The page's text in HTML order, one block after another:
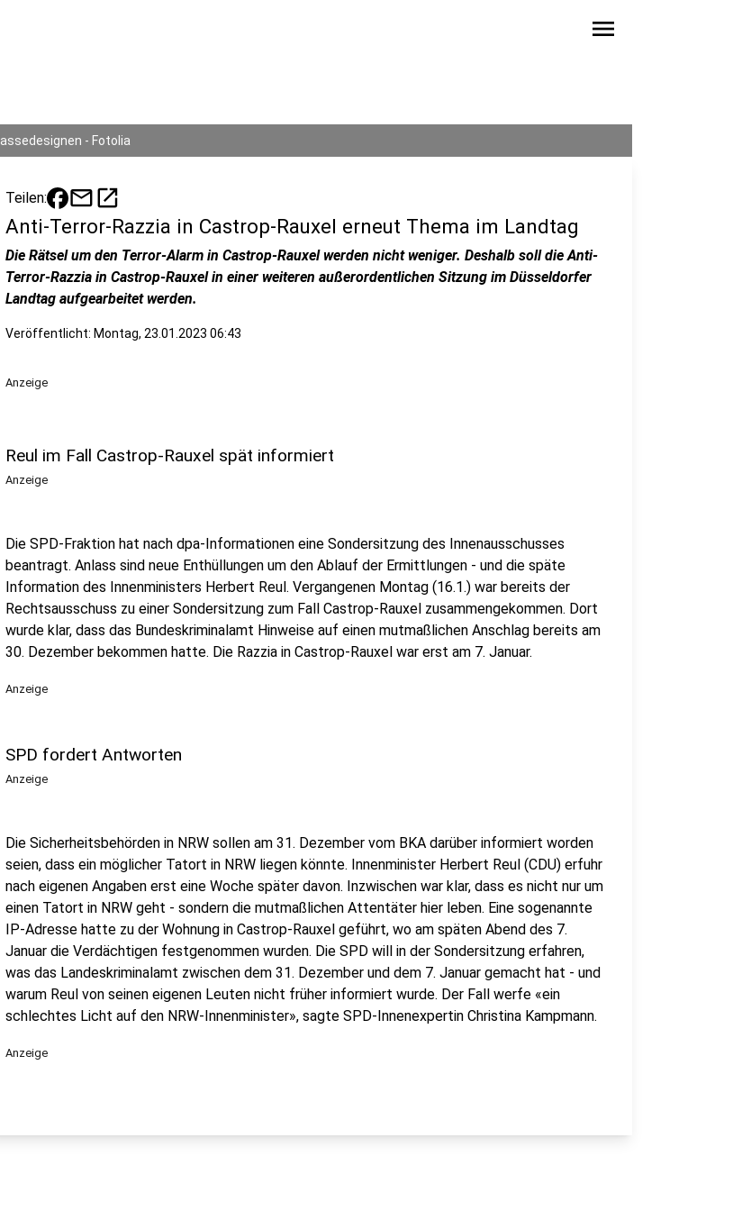
menu
lassedesignen - Fotolia
Teilen: mailopen_in_new
Anti-Terror-Razzia in Castrop-Rauxel erneut Thema im Landtag
Die Rätsel um den Terror-Alarm in Castrop-Rauxel werden nicht weniger. Deshalb soll die Anti-
Terror-Razzia in Castrop-Rauxel in einer weiteren außerordentlichen Sitzung im Düsseldorfer
Landtag aufgearbeitet werden.
Veröffentlicht: Montag, 23.01.2023 06:43
Anzeige
Reul im Fall Castrop-Rauxel spät informiert
Anzeige
Die SPD-Fraktion hat nach dpa-Informationen eine Sondersitzung des Innenausschusses
beantragt. Anlass sind neue Enthüllungen um den Ablauf der Ermittlungen - und die späte
Information des Innenministers Herbert Reul. Vergangenen Montag (16.1.) war bereits der
Rechtsausschuss zu einer Sondersitzung zum Fall Castrop-Rauxel zusammengekommen. Dort
wurde klar, dass das Bundeskriminalamt Hinweise auf einen mutmaßlichen Anschlag bereits am
30. Dezember bekommen hatte. Die Razzia in Castrop-Rauxel war erst am 7. Januar.
Anzeige
SPD fordert Antworten
Anzeige
Die Sicherheitsbehörden in NRW sollen am 31. Dezember vom BKA darüber informiert worden
seien, dass ein möglicher Tatort in NRW liegen könnte. Innenminister Herbert Reul (CDU) erfuhr
nach eigenen Angaben erst eine Woche später davon. Inzwischen war klar, dass es nicht nur um
einen Tatort in NRW geht - sondern die mutmaßlichen Attentäter hier leben. Eine sogenannte
IP-Adresse hatte zu der Wohnung in Castrop-Rauxel geführt, wo am späten Abend des 7.
Januar die Verdächtigen festgenommen wurden. Die SPD will in der Sondersitzung erfahren,
was das Landeskriminalamt zwischen dem 31. Dezember und dem 7. Januar gemacht hat - und
warum Reul von seinen eigenen Leuten nicht früher informiert wurde. Der Fall werfe «ein
schlechtes Licht auf den NRW-Innenminister», sagte SPD-Innenexpertin Christina Kampmann.
Anzeige